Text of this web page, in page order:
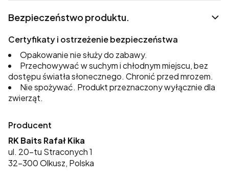
Bezpieczeństwo produktu.
Certyfikaty i ostrzeżenie bezpieczeństwa
Opakowanie nie służy do zabawy.
Przechowywać w suchym i chłodnym miejscu, bez
dostępu światła słonecznego. Chronić przed mrozem.
Nie spożywać. Produkt przeznaczony wyłącznie dla
zwierząt.
Producent
RK Baits Rafał Kika
ul. 20-tu Straconych 1
32-300 Olkusz, Polska